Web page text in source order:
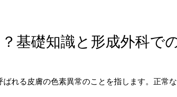
基礎知識と形成外科で
ばれる皮膚の色素異常のことを指します。正常